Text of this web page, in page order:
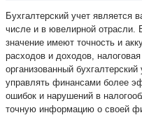
Бухгалтерский учет является
числе и в ювелирной отрасли.
значение имеют точность и
расходов и доходов,
организованный
управлять финансами более
ошибок и нарушений в
точную информацию о своей